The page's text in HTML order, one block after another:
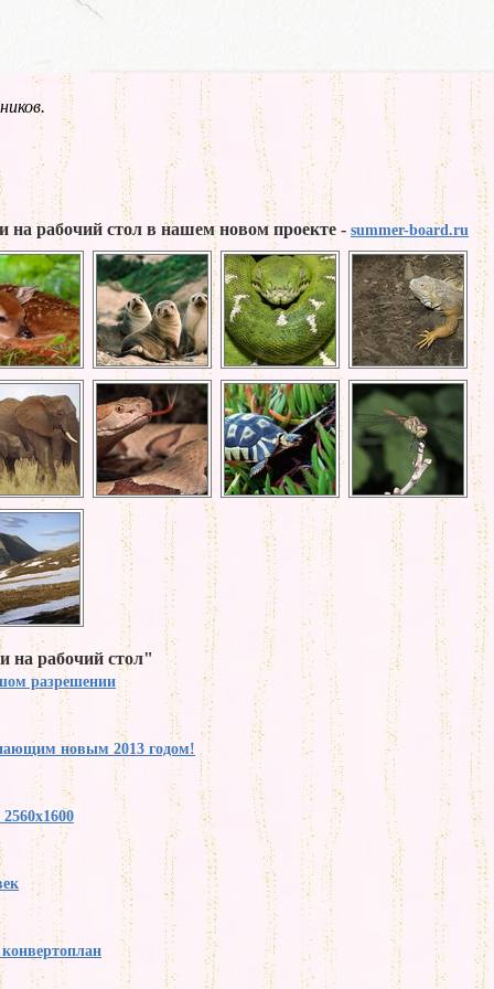
на рабочий стол в нашем новом проекте - summer-board.ru
на рабочий стол"
разрешении
новым 2013 годом!